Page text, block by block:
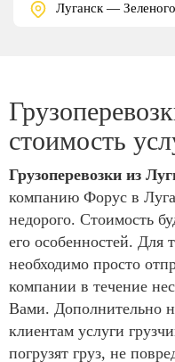
Луганск —
стоимость
Грузоперевозки из
компанию Форус в
недорого. Стоимость
его особенностей. Для
необходимо просто
компании в течение
Вами. Дополнительно
клиентам услуги
погрузят груз, не